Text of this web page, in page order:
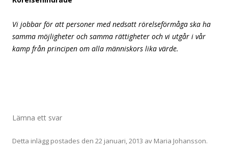
Vi jobbar för att personer med nedsatt rörelseförmåga ska ha
samma möjligheter och samma rättigheter och vi utgår i vår
kamp från principen om alla människors lika värde.
Lämna ett svar
Detta inlägg postades den 22 januari, 2013 av Maria Johansson.